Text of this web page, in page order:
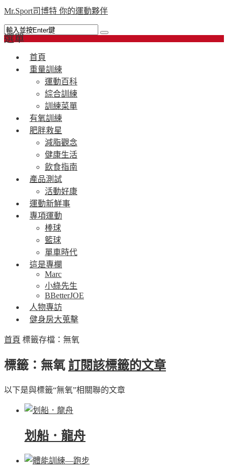
Mr.Sport司博特 你的運動夥伴
選單
首頁
重量訓練
運動百科
綜合訓練
訓練菜單
有氧訓練
肥胖救星
減脂觀念
健康生活
飲食指南
產品測試
活動好康
運動新鮮事
專項運動
棒球
籃球
單車時代
這是專欄
Marc
小綠先生
BBetterJOE
人物專訪
健身房大蒐擊
首頁 標籤存檔：無氧
標籤：無氧 訂閱該標籤的文章
以下是與標籤“無氧”相關聯的文章
划船．龍舟